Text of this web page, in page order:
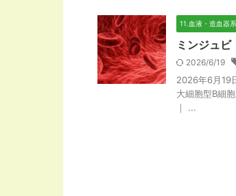
11.血液・造血器系
ミンジュビ
2026/6/19
2026年6月19
大細胞型B細
｜ ...